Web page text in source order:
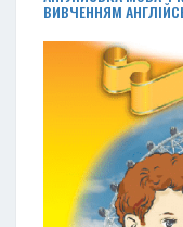
ВИВЧЕННЯМ